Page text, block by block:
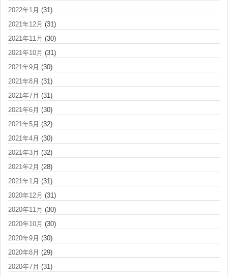
2022年1月 (31)
2021年12月 (31)
2021年11月 (30)
2021年10月 (31)
2021年9月 (30)
2021年8月 (31)
2021年7月 (31)
2021年6月 (30)
2021年5月 (32)
2021年4月 (30)
2021年3月 (32)
2021年2月 (28)
2021年1月 (31)
2020年12月 (31)
2020年11月 (30)
2020年10月 (30)
2020年9月 (30)
2020年8月 (29)
2020年7月 (31)